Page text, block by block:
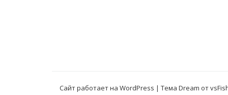
Сайт работает на WordPress | Тема Dream от